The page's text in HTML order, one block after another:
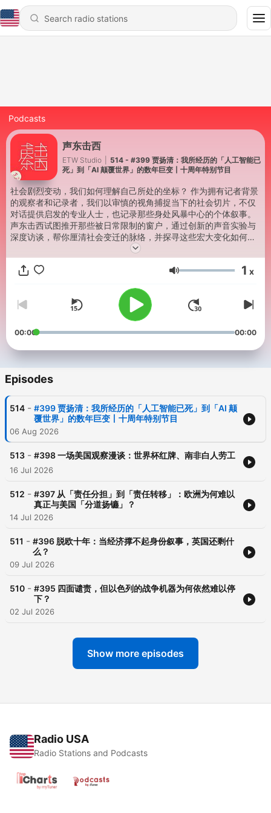
Podcasts
声东击西
ETW Studio
514 - #399 贾扬清：我所经历的「人工智能已
死」到「AI 颠覆世界」的数年巨变丨十周年特别节目
社会剧烈变动，我们如何理解自己所处的坐标？ 作为拥有记者背景
的观察者和记录者，我们以审慎的视角捕捉当下的社会切片，不仅
对话提供启发的专业人士，也记录那些身处风暴中心的个体叙事。
声东击西试图推开那些被日常限制的窗户，通过创新的声音实验与
深度访谈，帮你厘清社会变迁的脉络，并探寻这些宏大变化如何真
实地投影在你我的生活之中。 🎙 本节目由声动活泼制作播出
Volume 1 x
00:00 00:00
Episodes
514 - #399 贾扬清：我所经历的「人工智能已死」到「AI 颠
覆世界」的数年巨变丨十周年特别节目
06 Aug 2026
513 - #398 一场美国观察漫谈：世界杯红牌、南非白人劳工
16 Jul 2026
512 - #397 从「责任分担」到「责任转移」：欧洲为何难以
真正与美国「分道扬镳」？
14 Jul 2026
511 - #396 脱欧十年：当经济撑不起身份叙事，英国还剩什
么？
09 Jul 2026
510 - #395 四面谴责，但以色列的战争机器为何依然难以停
下？
02 Jul 2026
Show more episodes
Radio USA
Radio Stations and Podcasts